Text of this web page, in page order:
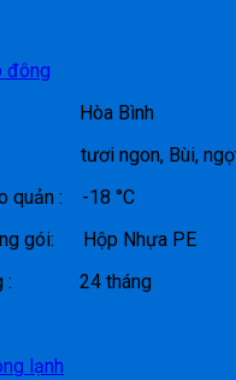
đông
Hòa Bình
ngon, Bùi, ngọt
quản : -18 °C
gói: Hộp Nhựa PE
: 24 tháng
lạnh